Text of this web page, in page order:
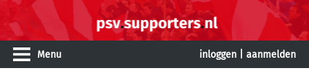
Menu inloggen aanmelden